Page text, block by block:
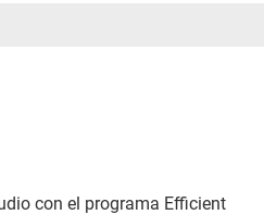
con el programa Efficient